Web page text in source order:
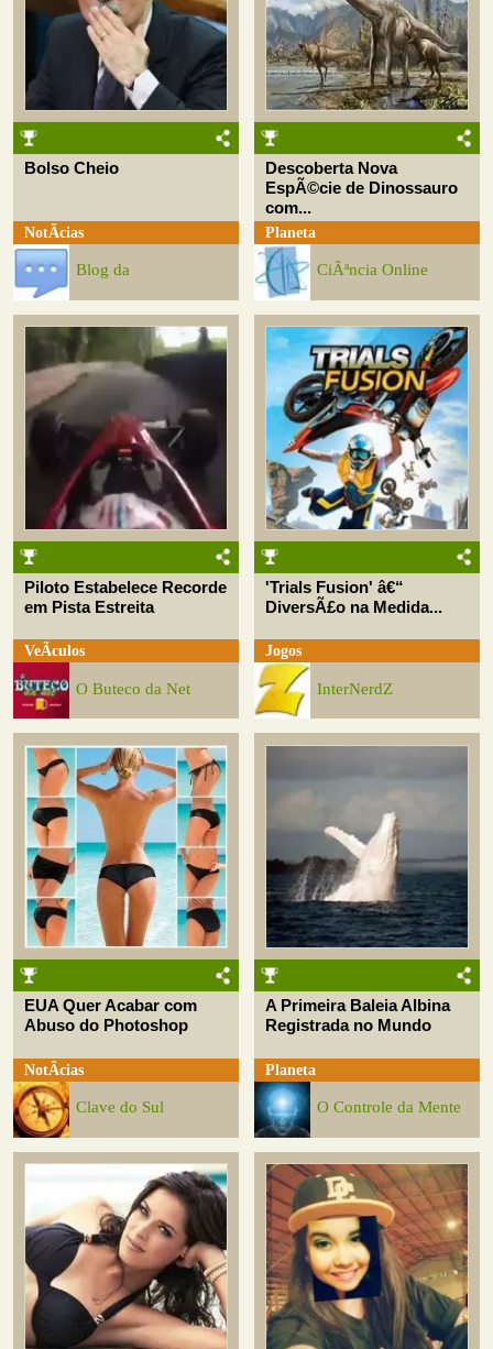
Bolso Cheio
NotÃ­cias
Blog da
Descoberta Nova
EspÃ©cie de Dinossauro
com...
Planeta
CiÃªncia Online
Piloto Estabelece Recorde
em Pista Estreita
VeÃ­culos
O Buteco da Net
'Trials Fusion' â€“
DiversÃ£o na Medida...
Jogos
InterNerdZ
EUA Quer Acabar com
Abuso do Photoshop
NotÃ­cias
Clave do Sul
A Primeira Baleia Albina
Registrada no Mundo
Planeta
O Controle da Mente